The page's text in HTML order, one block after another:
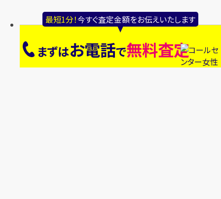
最短1分！今すぐ査定金額をお伝えいたします
まずはお電話で無料査定